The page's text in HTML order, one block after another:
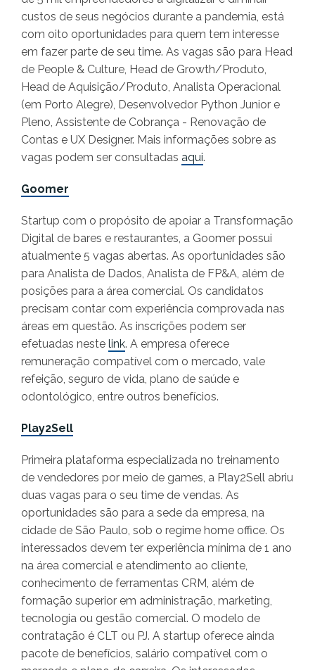
custos de seus negócios durante a pandemia, está
com oito oportunidades para quem tem interesse
em fazer parte de seu time. As vagas são para Head
de People & Culture, Head de Growth/Produto,
Head de Aquisição/Produto, Analista Operacional
(em Porto Alegre), Desenvolvedor Python Junior e
Pleno, Assistente de Cobrança - Renovação de
Contas e UX Designer. Mais informações sobre as
vagas podem ser consultadas aqui.
Goomer
Startup com o propósito de apoiar a Transformação
Digital de bares e restaurantes, a Goomer possui
atualmente 5 vagas abertas. As oportunidades são
para Analista de Dados, Analista de FP&A, além de
posições para a área comercial. Os candidatos
precisam contar com experiência comprovada nas
áreas em questão. As inscrições podem ser
efetuadas neste link. A empresa oferece
remuneração compatível com o mercado, vale
refeição, seguro de vida, plano de saúde e
odontológico, entre outros benefícios.
Play2Sell
Primeira plataforma especializada no treinamento
de vendedores por meio de games, a Play2Sell abriu
duas vagas para o seu time de vendas. As
oportunidades são para a sede da empresa, na
cidade de São Paulo, sob o regime home office. Os
interessados devem ter experiência mínima de 1 ano
na área comercial e atendimento ao cliente,
conhecimento de ferramentas CRM, além de
formação superior em administração, marketing,
tecnologia ou gestão comercial. O modelo de
contratação é CLT ou PJ. A startup oferece ainda
pacote de benefícios, salário compatível com o